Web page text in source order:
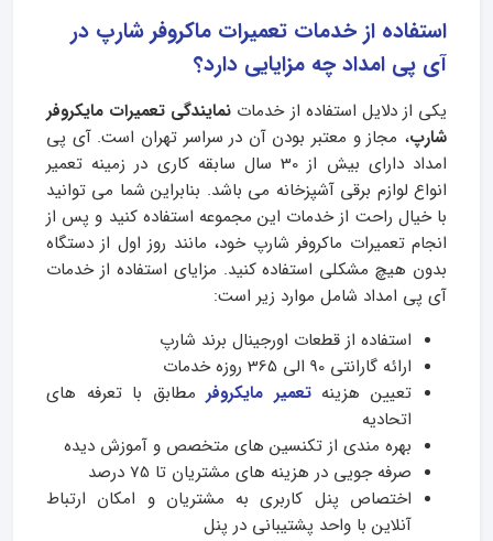
استفاده از خدمات تعمیرات ماکروفر شارپ در
آی پی امداد چه مزایایی دارد؟
یکی از دلایل استفاده از خدمات نمایندگی تعمیرات مایکروفر
شارپ، مجاز و معتبر بودن آن در سراسر تهران است. آی پی
امداد دارای بیش از 30 سال سابقه کاری در زمینه تعمیر
انواع لوازم برقی آشپزخانه می باشد. بنابراین شما می توانید
با خیال راحت از خدمات این مجموعه استفاده کنید و پس از
انجام تعمیرات ماکروفر شارپ خود، مانند روز اول از دستگاه
بدون هیچ مشکلی استفاده کنید. مزایای استفاده از خدمات
آی پی امداد شامل موارد زیر است:
استفاده از قطعات اورجینال برند شارپ
ارائه گارانتی 90 الی 365 روزه خدمات
تعیین هزینهتعمیر مایکروفرمطابق با تعرفه های
اتحادیه
بهره مندی از تکنسین های متخصص و آموزش دیده
صرفه جویی در هزینه های مشتریان تا 75 درصد
اختصاص پنل کاربری به مشتریان و امکان ارتباط
آنلاین با واحد پشتیبانی در پنل